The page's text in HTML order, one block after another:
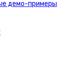
демо-примеры